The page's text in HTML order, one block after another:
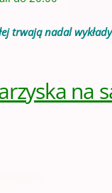
trwają nadal
na